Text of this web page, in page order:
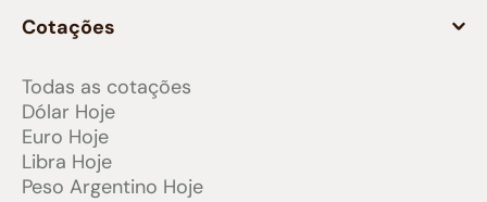
Cotações
Todas as cotações
Dólar Hoje
Euro Hoje
Libra Hoje
Peso Argentino Hoje